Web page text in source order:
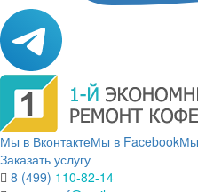
Мы в ВконтактеМы в Facebook
Заказать услугу
8 (499) 110-82-14